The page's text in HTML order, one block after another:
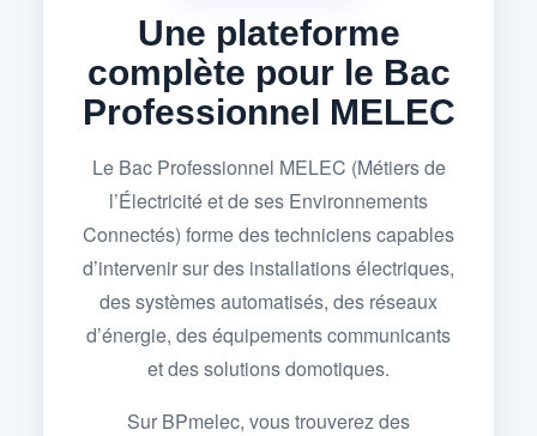
Une plateforme
complète pour le Bac
Professionnel MELEC
Le Bac Professionnel MELEC (Métiers de
l’Électricité et de ses Environnements
Connectés) forme des techniciens capables
d’intervenir sur des installations électriques,
des systèmes automatisés, des réseaux
d’énergie, des équipements communicants
et des solutions domotiques.
Sur BPmelec, vous trouverez des